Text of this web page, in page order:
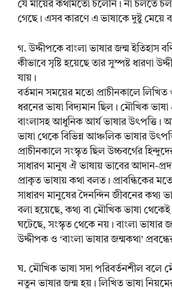
যে মায়ের কথামতো চলেনি। না চলতে
গেছে। এসব কারণে এ ভাষাকে দুষ্টু মেয়ে
গ. উদ্দীপকে বাংলা ভাষার জন্ম ইতিহাস
কীভাবে সৃষ্টি হয়েছে তার সুস্পষ্ট ধারণা
যায়।
বর্তমান সময়ের মতো প্রাচীনকালে
ধরনের ভাষা বিদ্যমান ছিল। মৌখিক
বাংলাসহ আধুনিক আর্য ভাষার উৎপত্তি।
ভাষা থেকে বিভিন্ন আঞ্চলিক ভাষার
প্রাচীনকালে সংস্কৃত ছিল উচ্চবর্গের
সাধারণ মানুষ ঐ ভাষায় ভাবের আদান-
প্রাকৃত ভাষায় কথা বলত। প্রাবন্ধিকের
সাধারণ মানুষের দৈনন্দিন জীবনের কথ্য
বলা হয়েছে, কথ্য বা মৌখিক ভাষা থেকেই
ঘটেছে, সংস্কৃত থেকে নয়। বাংলা ভাষার
উদ্দীপক ও ‘বাংলা ভাষার জন্মকথা’
ঘ. মৌখিক ভাষা সদা পরিবর্তনশীল বলে
নতুন ভাষার জন্ম হয়। লিখিত ভাষা